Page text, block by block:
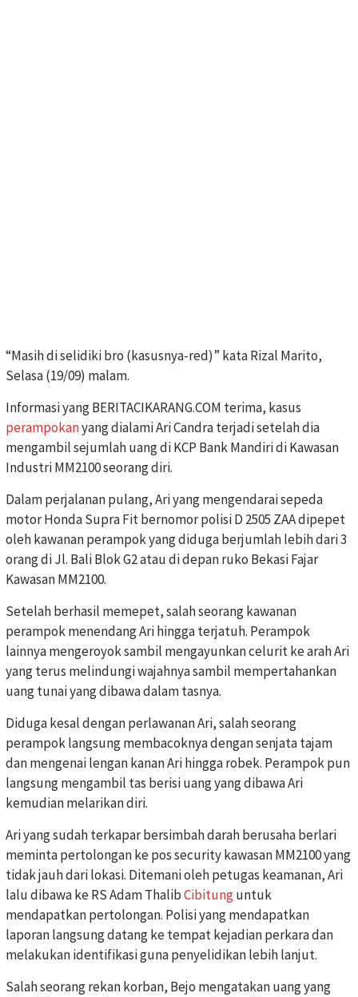
“Masih di selidiki bro (kasusnya-red)” kata Rizal Marito,
Selasa (19/09) malam.
Informasi yang BERITACIKARANG.COM terima, kasus
perampokanyang dialami Ari Candra terjadi setelah dia
mengambil sejumlah uang di KCP Bank Mandiri di Kawasan
Industri MM2100 seorang diri.
Dalam perjalanan pulang, Ari yang mengendarai sepeda
motor Honda Supra Fit bernomor polisi D 2505 ZAA dipepet
oleh kawanan perampok yang diduga berjumlah lebih dari 3
orang di Jl. Bali Blok G2 atau di depan ruko Bekasi Fajar
Kawasan MM2100.
Setelah berhasil memepet, salah seorang kawanan
perampok menendang Ari hingga terjatuh. Perampok
lainnya mengeroyok sambil mengayunkan celurit ke arah Ari
yang terus melindungi wajahnya sambil mempertahankan
uang tunai yang dibawa dalam tasnya.
Diduga kesal dengan perlawanan Ari, salah seorang
perampok langsung membacoknya dengan senjata tajam
dan mengenai lengan kanan Ari hingga robek. Perampok pun
langsung mengambil tas berisi uang yang dibawa Ari
kemudian melarikan diri.
Ari yang sudah terkapar bersimbah darah berusaha berlari
meminta pertolongan ke pos security kawasan MM2100 yang
tidak jauh dari lokasi. Ditemani oleh petugas keamanan, Ari
lalu dibawa ke RS Adam ThalibCibitunguntuk
mendapatkan pertolongan. Polisi yang mendapatkan
laporan langsung datang ke tempat kejadian perkara dan
melakukan identifikasi guna penyelidikan lebih lanjut.
Salah seorang rekan korban, Bejo mengatakan uang yang